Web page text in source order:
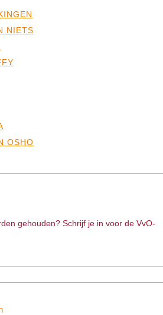
NIETS
OSHO
gehouden? Schrijf je in voor de VvO-